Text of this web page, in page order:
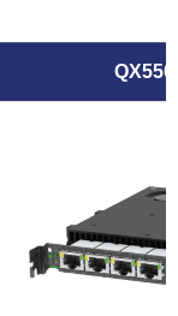
QX550